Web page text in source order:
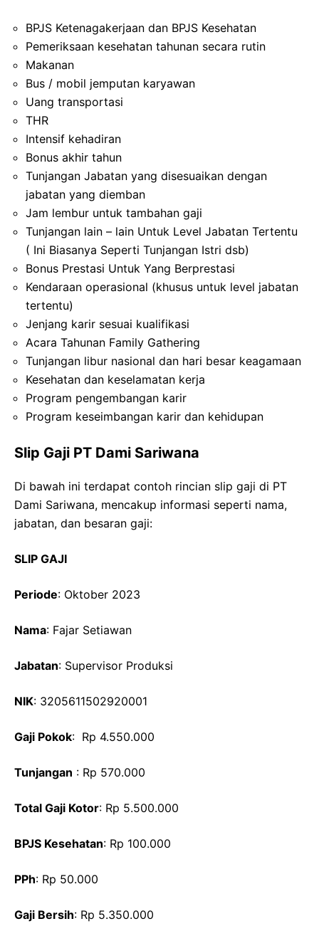
BPJS Ketenagakerjaan dan BPJS Kesehatan
Pemeriksaan kesehatan tahunan secara rutin
Makanan
Bus / mobil jemputan karyawan
Uang transportasi
THR
Intensif kehadiran
Bonus akhir tahun
Tunjangan Jabatan yang disesuaikan dengan
jabatan yang diemban
Jam lembur untuk tambahan gaji
Tunjangan lain – lain Untuk Level Jabatan Tertentu
( Ini Biasanya Seperti Tunjangan Istri dsb)
Bonus Prestasi Untuk Yang Berprestasi
Kendaraan operasional (khusus untuk level jabatan
tertentu)
Jenjang karir sesuai kualifikasi
Acara Tahunan Family Gathering
Tunjangan libur nasional dan hari besar keagamaan
Kesehatan dan keselamatan kerja
Program pengembangan karir
Program keseimbangan karir dan kehidupan
Slip Gaji PT Dami Sariwana
Di bawah ini terdapat contoh rincian slip gaji di PT
Dami Sariwana, mencakup informasi seperti nama,
jabatan, dan besaran gaji:
SLIP GAJI
Periode: Oktober 2023
Nama: Fajar Setiawan
Jabatan: Supervisor Produksi
NIK: 3205611502920001
Gaji Pokok: Rp 4.550.000
Tunjangan : Rp 570.000
Total Gaji Kotor: Rp 5.500.000
BPJS Kesehatan: Rp 100.000
PPh: Rp 50.000
Gaji Bersih: Rp 5.350.000